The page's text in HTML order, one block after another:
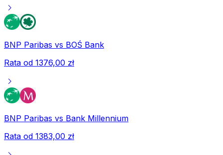
chevron_right
BNP Paribas vs BOŚ Bank
Rata od 1376,00 zł
chevron_right
BNP Paribas vs Bank Millennium
Rata od 1383,00 zł